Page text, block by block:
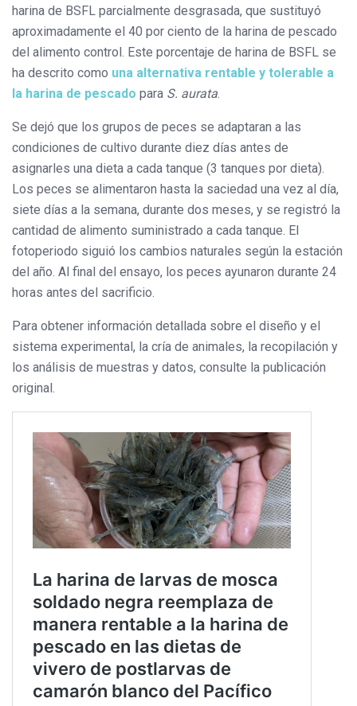
harina de BSFL parcialmente desgrasada, que sustituyó
aproximadamente el 40 por ciento de la harina de pescado
del alimento control. Este porcentaje de harina de BSFL se
ha descrito como una alternativa rentable y tolerable a
la harina de pescado para S. aurata.
Se dejó que los grupos de peces se adaptaran a las
condiciones de cultivo durante diez días antes de
asignarles una dieta a cada tanque (3 tanques por dieta).
Los peces se alimentaron hasta la saciedad una vez al día,
siete días a la semana, durante dos meses, y se registró la
cantidad de alimento suministrado a cada tanque. El
fotoperiodo siguió los cambios naturales según la estación
del año. Al final del ensayo, los peces ayunaron durante 24
horas antes del sacrificio.
Para obtener información detallada sobre el diseño y el
sistema experimental, la cría de animales, la recopilación y
los análisis de muestras y datos, consulte la publicación
original.